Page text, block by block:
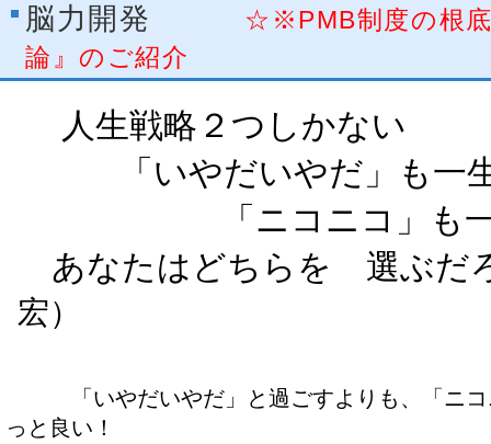
脳力開発
☆※PMB制度の根
論』のご紹介
人生戦略２つしかない
「いやだいやだ」も一
「ニコニコ」も一
あなたはどちらを 選ぶ
宏）
「いやだいやだ」と過ごすよりも、「ニコ
っと良い！